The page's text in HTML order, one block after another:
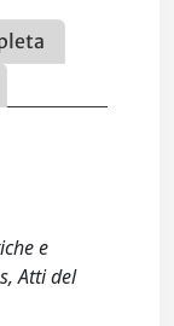
e
Atti del